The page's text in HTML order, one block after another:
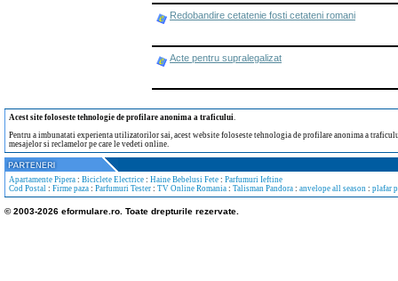
Redobandire cetatenie fosti cetateni romani
Acte pentru supralegalizat
Acest site foloseste tehnologie de profilare anonima a traficului.
Pentru a imbunatati experienta utilizatorilor sai, acest website foloseste tehnologia de profilare anonima a
mesajelor si reclamelor pe care le vedeti online.
Apartamente Pipera : Biciclete Electrice : Haine Bebelusi Fete : Parfumuri Ieftine
Cod Postal : Firme paza : Parfumuri Tester : TV Online Romania : Talisman Pandora : anvelope all season : plafar
© 2003-2026 eformulare.ro. Toate drepturile rezervate.